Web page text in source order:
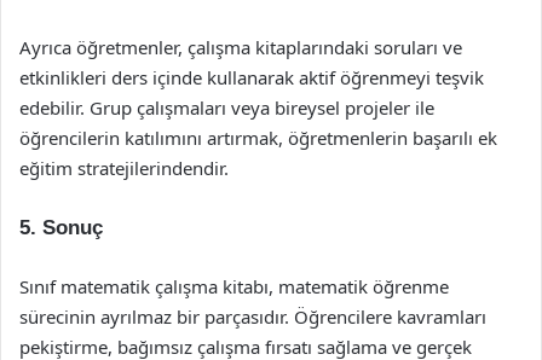
Ayrıca öğretmenler, çalışma kitaplarındaki soruları ve
etkinlikleri ders içinde kullanarak aktif öğrenmeyi teşvik
edebilir. Grup çalışmaları veya bireysel projeler ile
öğrencilerin katılımını artırmak, öğretmenlerin başarılı ek
eğitim stratejilerindendir.
5. Sonuç
Sınıf matematik çalışma kitabı, matematik öğrenme
sürecinin ayrılmaz bir parçasıdır. Öğrencilere kavramları
pekiştirme, bağımsız çalışma fırsatı sağlama ve gerçek